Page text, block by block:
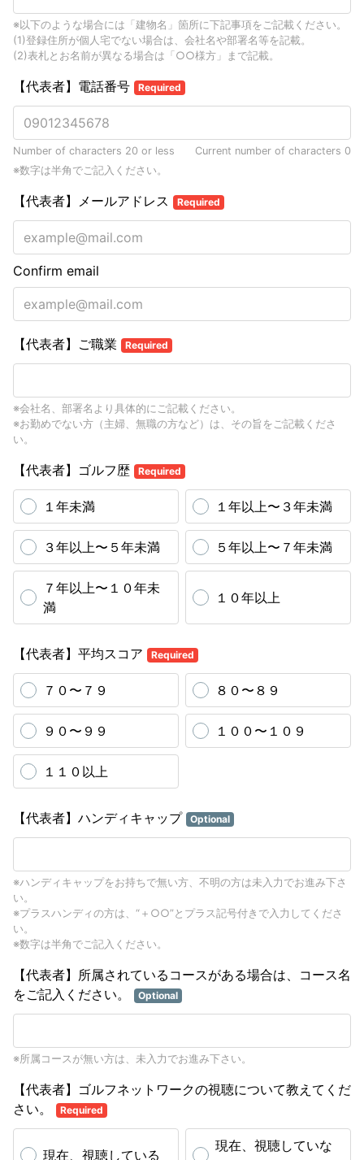
※以下のような場合には「建物名」箇所に下記事項をご記載ください。
(1)登録住所が個人宅でない場合は、会社名や部署名等を記載。
(2)表札とお名前が異なる場合は「○○様方」まで記載。
【代表者】電話番号 Required
Number of characters 20 or less Current number of characters 0
※数字は半角でご記入ください。
【代表者】メールアドレス Required
Confirm email
【代表者】ご職業 Required
※会社名、部署名より具体的にご記載ください。
※お勤めでない方（主婦、無職の方など）は、その旨をご記載くださ
い。
【代表者】ゴルフ歴 Required
１年未満 １年以上〜３年未満
３年以上〜５年未満 ５年以上〜７年未満
７年以上〜１０年未
満
１０年以上
【代表者】平均スコア Required
７０〜７９ ８０〜８９
９０〜９９ １００〜１０９
１１０以上
【代表者】ハンディキャップ Optional
※ハンディキャップをお持ちで無い方、不明の方は未入力でお進み下さ
い。
※プラスハンディの方は、“＋○○”とプラス記号付きで入力してくださ
い。
※数字は半角でご記入ください。
【代表者】所属されているコースがある場合は、コース名
をご記入ください。
Optional
※所属コースが無い方は、未入力でお進み下さい。
【代表者】ゴルフネットワークの視聴について教えてくだ
さい。
Required
現在、視聴している
現在、視聴していな